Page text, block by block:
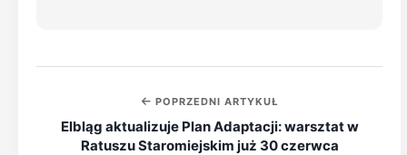
POPRZEDNI ARTYKUŁ
Elbląg aktualizuje Plan Adaptacji: warsztat w
Ratuszu Staromiejskim już 30 czerwca